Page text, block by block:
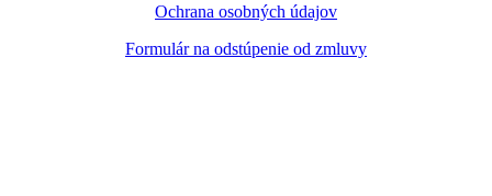
Ochrana osobných údajov
Formulár na odstúpenie od zmluvy